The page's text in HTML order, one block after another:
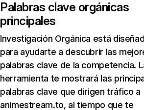
Palabras clave orgánicas
principales
Investigación Orgánica está
para ayudarte a descubrir las
palabras clave de la competencia.
herramienta te mostrará las
palabras clave que dirigen tráfico a
animestream.to, al tiempo que te